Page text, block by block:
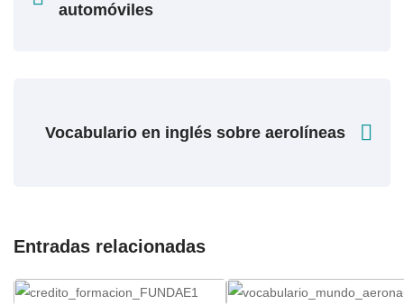
automóviles
Vocabulario en inglés sobre aerolíneas
Entradas relacionadas